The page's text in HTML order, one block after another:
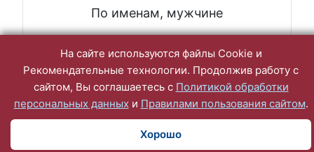
По именам, мужчине
На сайте используются файлы Cookie и
Рекомендательные технологии. Продолжив работу с
сайтом, Вы соглашаетесь с Политикой обработки
персональных данныхи Правилами пользования сайтом.
Хорошо